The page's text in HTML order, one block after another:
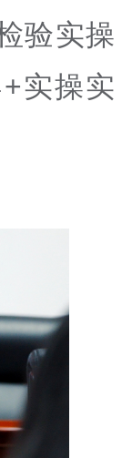
验实操
实操实